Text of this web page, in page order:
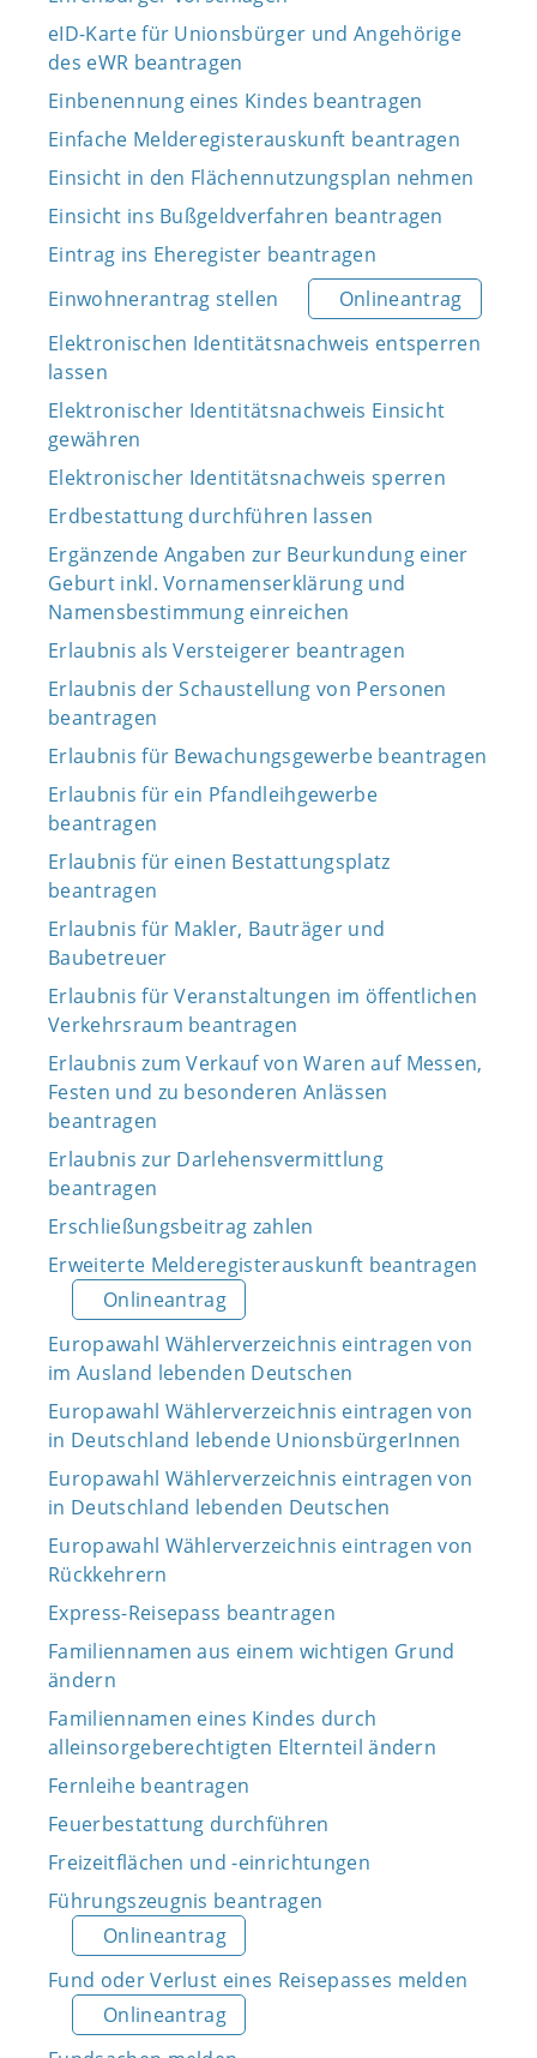
eID-Karte für Unionsbürger und Angehörige
des eWR beantragen
Einbenennung eines Kindes beantragen
Einfache Melderegisterauskunft beantragen
Einsicht in den Flächennutzungsplan nehmen
Einsicht ins Bußgeldverfahren beantragen
Eintrag ins Eheregister beantragen
Einwohnerantrag stellen
Onlineantrag
Elektronischen Identitätsnachweis entsperren
lassen
Elektronischer Identitätsnachweis Einsicht
gewähren
Elektronischer Identitätsnachweis sperren
Erdbestattung durchführen lassen
Ergänzende Angaben zur Beurkundung einer
Geburt inkl. Vornamenserklärung und
Namensbestimmung einreichen
Erlaubnis als Versteigerer beantragen
Erlaubnis der Schaustellung von Personen
beantragen
Erlaubnis für Bewachungsgewerbe beantragen
Erlaubnis für ein Pfandleihgewerbe
beantragen
Erlaubnis für einen Bestattungsplatz
beantragen
Erlaubnis für Makler, Bauträger und
Baubetreuer
Erlaubnis für Veranstaltungen im öffentlichen
Verkehrsraum beantragen
Erlaubnis zum Verkauf von Waren auf Messen,
Festen und zu besonderen Anlässen
beantragen
Erlaubnis zur Darlehensvermittlung
beantragen
Erschließungsbeitrag zahlen
Erweiterte Melderegisterauskunft beantragen
Onlineantrag
Europawahl Wählerverzeichnis eintragen von
im Ausland lebenden Deutschen
Europawahl Wählerverzeichnis eintragen von
in Deutschland lebende UnionsbürgerInnen
Europawahl Wählerverzeichnis eintragen von
in Deutschland lebenden Deutschen
Europawahl Wählerverzeichnis eintragen von
Rückkehrern
Express-Reisepass beantragen
Familiennamen aus einem wichtigen Grund
ändern
Familiennamen eines Kindes durch
alleinsorgeberechtigten Elternteil ändern
Fernleihe beantragen
Feuerbestattung durchführen
Freizeitflächen und -einrichtungen
Führungszeugnis beantragen
Onlineantrag
Fund oder Verlust eines Reisepasses melden
Onlineantrag